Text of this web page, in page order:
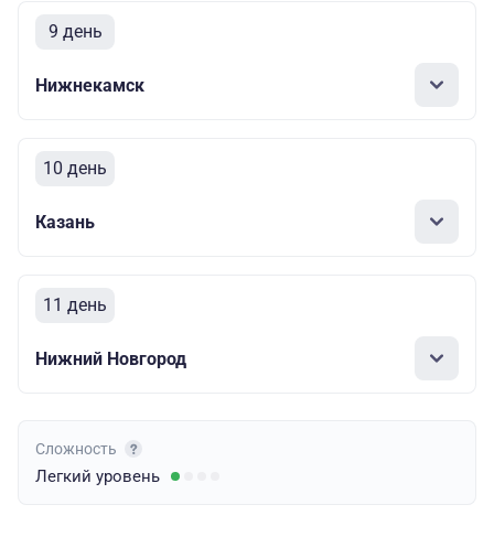
9 день
Нижнекамск
10 день
Казань
11 день
Нижний Новгород
Сложность
Легкий уровень